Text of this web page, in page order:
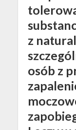
z
osób z